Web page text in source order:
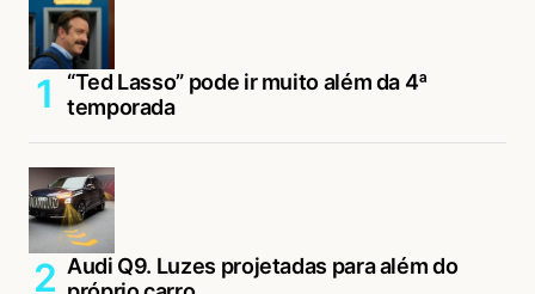
“Ted Lasso” pode ir muito além da 4ª
temporada
Audi Q9. Luzes projetadas para além do